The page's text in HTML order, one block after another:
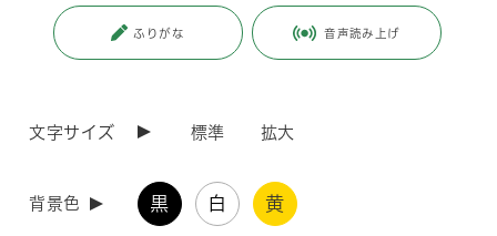
ふりがな 音声読み上げ
文字サイズ 標準 拡大
背景色 黒 白 黄
更新日付：2026年4月1日 / ページ番号：C003139
住所 〒338－0013 さいたま市中央区鈴谷7丁目5番12号 さいたま市
電話 048-840-2250（総務企画係） 048-840-2255（臨床微生物
係）
FAX 048-840-2267